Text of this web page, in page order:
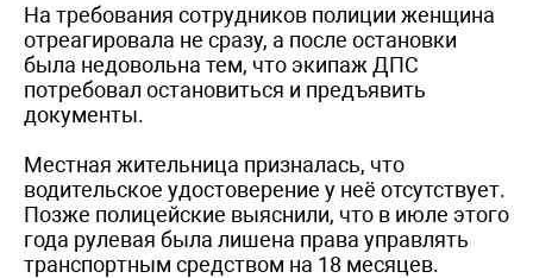
На требования сотрудников полиции женщина
отреагировала не сразу, а после остановки
была недовольна тем, что экипаж ДПС
потребовал остановиться и предъявить
документы.
Местная жительница призналась, что
водительское удостоверение у неё отсутствует.
Позже полицейские выяснили, что в июле этого
года рулевая была лишена права управлять
транспортным средством на 18 месяцев.